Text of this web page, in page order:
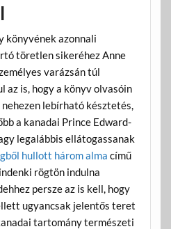
könyvének azonnali
töretlen sikeréhez Anne
varázsán túl
az is, hogy a könyv olvasóin
lebírható késztetés,
a kanadai Prince Edward-
legalábbis ellátogassanak
hullott három alma című
rögtön indulna
persze az is kell, hogy
ugyancsak jelentős teret
tartomány természeti